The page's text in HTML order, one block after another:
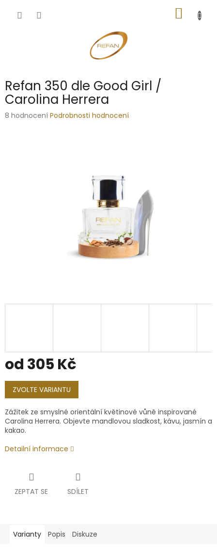
KOŠÍK
Refan 350 dle Good Girl /
Carolina Herrera
Průměrné
8 hodnocení Podrobnosti hodnocení
od 305 Kč
Měrná
cena:
ZVOLTE VARIANTU
Zážitek ze smyslné orientální květinové vůně inspirované
Carolina Herrera. Objevte mandlovou sladkost, kávu, jasmín a
kakao.
Detailní informace
ZEPTAT SE SDÍLET
Varianty Popis Diskuze